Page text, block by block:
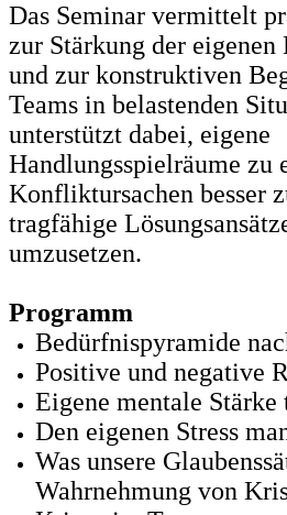
Das Seminar vermittelt
zur Stärkung der
und zur konstruktiven
Teams in belastenden
unterstützt dabei, eigene
Handlungsspielräume zu
Konfliktursachen besser
tragfähige
umzusetzen.
Programm
Bedürfnispyramide
Positive und negative
Eigene mentale Stärke
Den eigenen Stress
Was unsere
Wahrnehmung von